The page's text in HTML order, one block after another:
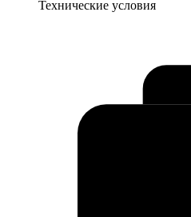
Технические условия